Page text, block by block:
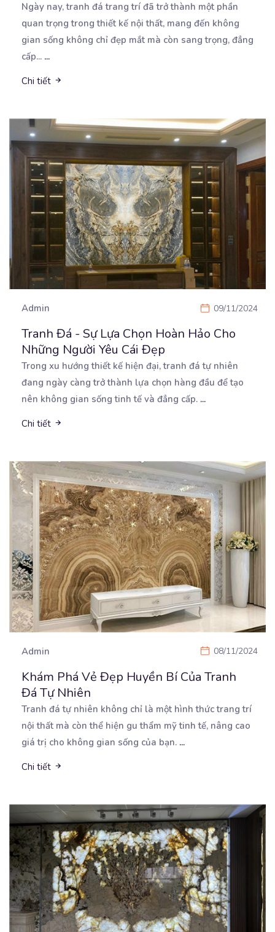
Ngày nay, tranh đá trang trí đã trở thành một phần
quan trọng trong thiết kế nội thất, mang đến không
gian sống không chỉ đẹp mắt mà còn sang trọng, đẳng
cấp... ...
Chi tiết
Admin 09/11/2024
Tranh Đá - Sự Lựa Chọn Hoàn Hảo Cho
Những Người Yêu Cái Đẹp
Trong xu hướng thiết kế hiện đại, tranh đá tự nhiên
đang ngày càng trở thành lựa chọn hàng đầu để tạo
nên không gian sống tinh tế và đẳng cấp. ...
Chi tiết
Admin 08/11/2024
Khám Phá Vẻ Đẹp Huyền Bí Của Tranh
Đá Tự Nhiên
Tranh đá tự nhiên không chỉ là một hình thức trang trí
nội thất mà còn thể hiện gu thẩm mỹ tinh tế, nâng cao
giá trị cho không gian sống của bạn. ...
Chi tiết